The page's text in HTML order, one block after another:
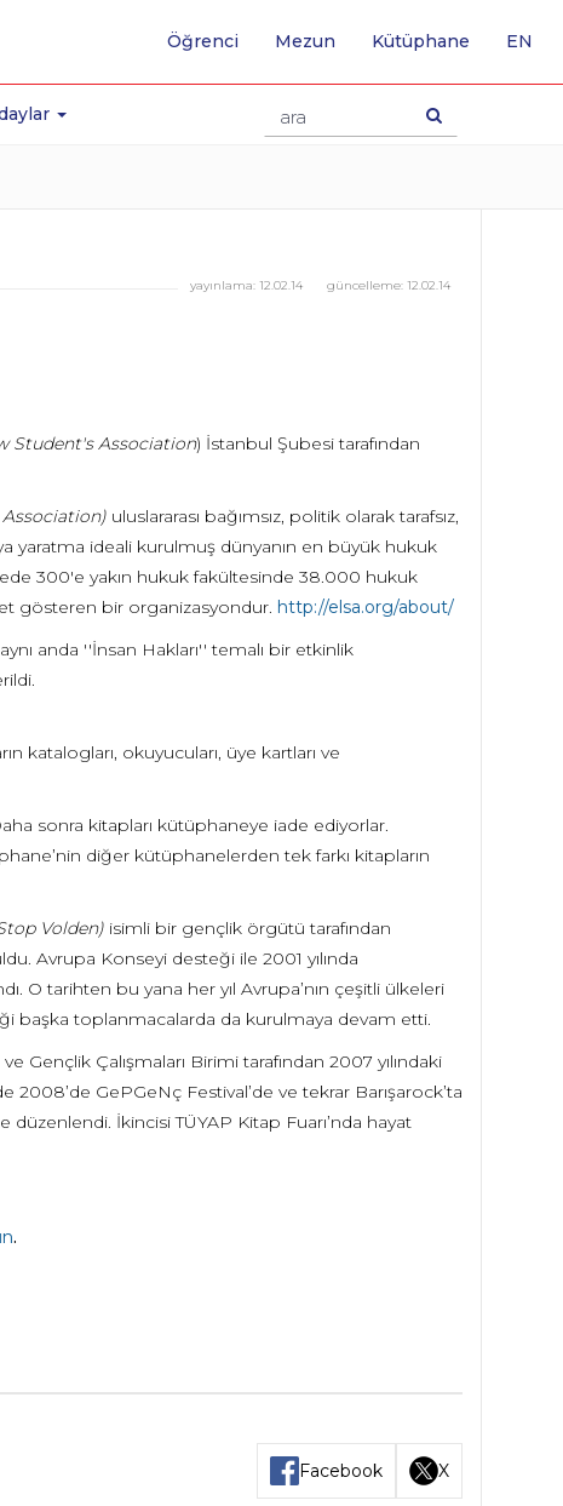
Öğrenci Mezun Kütüphane EN
güncelleme: 12.02.14
yayınlama: 12.02.14
Student's Association) İstanbul Şubesi tarafından
uluslararası bağımsız, politik olarak tarafsız,
yaratma ideali kurulmuş dünyanın en büyük hukuk
300'e yakın hukuk fakültesinde 38.000 hukuk
gösteren bir organizasyondur. http://elsa.org/about/
anda ''İnsan Hakları'' temalı bir etkinlik
katalogları, okuyucuları, üye kartları ve
sonra kitapları kütüphaneye iade ediyorlar.
diğer kütüphanelerden tek farkı kitapların
Volden)isimli bir gençlik örgütü tarafından
Avrupa Konseyi desteği ile 2001 yılında
O tarihten bu yana her yıl Avrupa’nın çeşitli ülkeleri
başka toplanmacalarda da kurulmaya devam etti.
Gençlik Çalışmaları Birimi tarafından 2007 yılındaki
GePGeNç Festival’de ve tekrar Barışarock’ta
İkincisi TÜYAP Kitap Fuarı’nda hayat
.
Facebook X